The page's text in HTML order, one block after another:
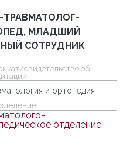
ТРАВМАТОЛОГ-
МЛАДШИЙ
СОТРУДНИК
свидетельство об
и ортопедия
отделение